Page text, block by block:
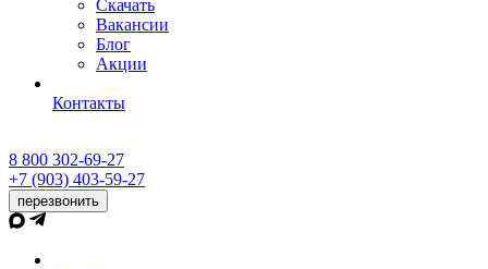
Скачать
Вакансии
Блог
Акции
Контакты
8 800 302-69-27
+7 (903) 403-59-27
перезвонить